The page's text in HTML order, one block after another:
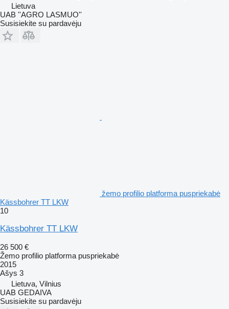
Lietuva
UAB ''AGRO LASMUO''
Susisiekite su pardavėju
žemo profilio platforma puspriekabė
Kässbohrer TT LKW
10
Kässbohrer TT LKW
26 500 €
Žemo profilio platforma puspriekabė
2015
Ašys 3
Lietuva, Vilnius
UAB GEDAIVA
Susisiekite su pardavėju